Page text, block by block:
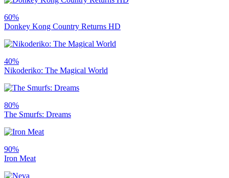
60%
Donkey Kong Country Returns HD
40%
Nikoderiko: The Magical World
80%
The Smurfs: Dreams
90%
Iron Meat